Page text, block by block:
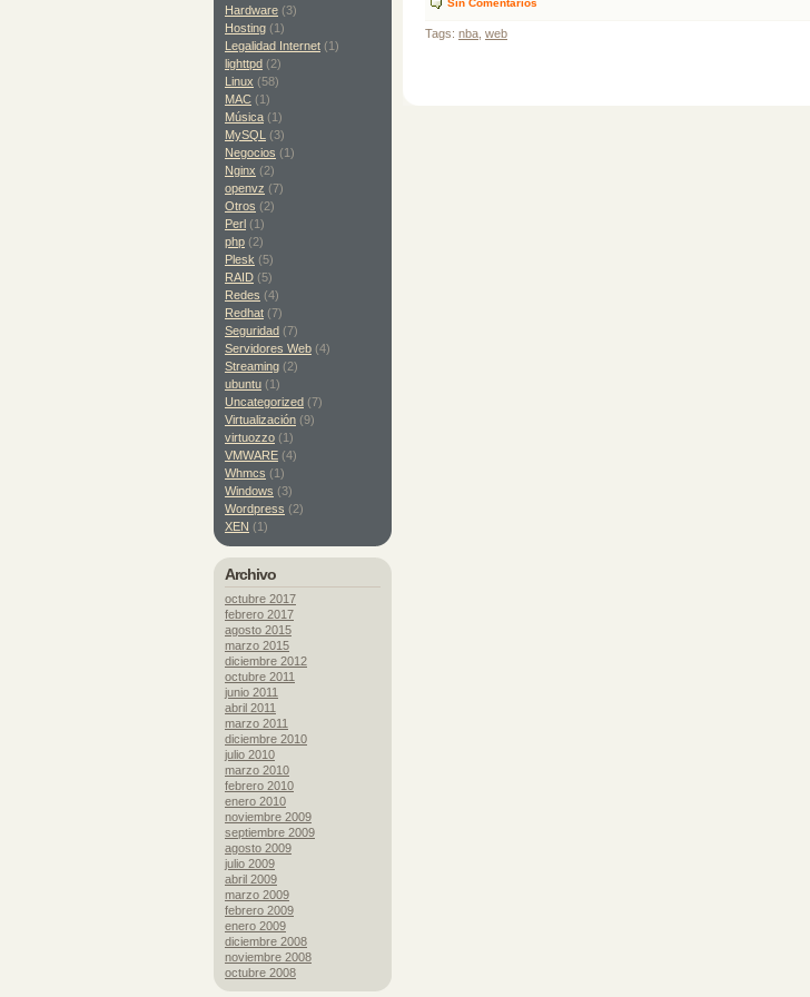
Sin Comentarios
Tags: nba web
Hardware (3)
Hosting (1)
Legalidad Internet (1)
lighttpd (2)
Linux (58)
MAC (1)
Música (1)
MySQL
(3)
Negocios (1)
Nginx (2)
openvz (7)
Otros (2)
Perl (1)
php (2)
Plesk (5)
RAID (5)
Redes (4)
Redhat (7)
Seguridad (7)
Servidores Web (4)
Streaming (2)
ubuntu (1)
Uncategorized (7)
Virtualización (9)
virtuozzo (1)
VMWARE (4)
Whmcs (1)
Windows (3)
Wordpress (2)
XEN (1)
Archivo
octubre 2017
febrero 2017
agosto 2015
marzo 2015
diciembre 2012
octubre 2011
junio 2011
abril 2011
marzo 2011
diciembre 2010
julio 2010
marzo 2010
febrero 2010
enero 2010
noviembre 2009
septiembre 2009
agosto 2009
julio 2009
abril 2009
marzo 2009
febrero 2009
enero 2009
diciembre 2008
noviembre 2008
octubre 2008